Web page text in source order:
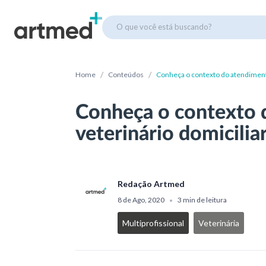
O que você está buscando?
Home / Conteúdos / Conheça o contexto do
Conheça o contexto
veterinário
Redação Artmed
8 de Ago, 2020 • 3 min de leitura
Multiprofissional Veterinária